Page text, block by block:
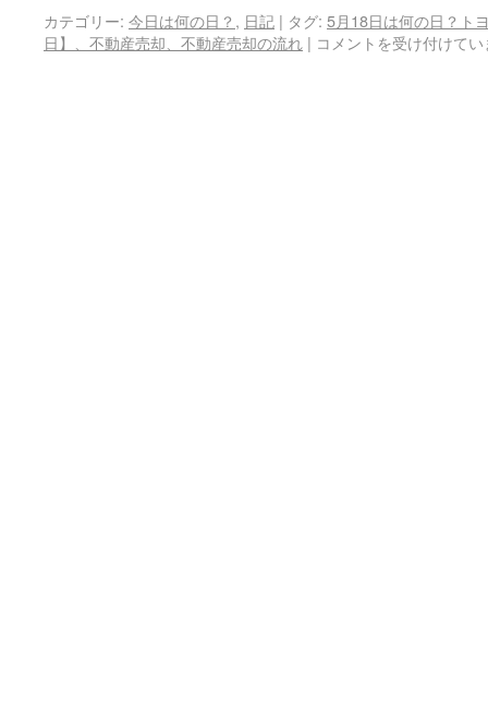
カテゴリー: 今日は何の日？ , 日記 | タグ: 5月18日は何の日？ト
日】、不動産売却、不動産売却の流れ | コメントを受け付けて